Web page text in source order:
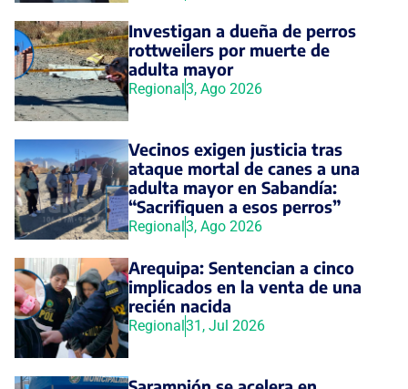
Investigan a dueña de perros
rottweilers por muerte de
adulta mayor
Regional3, Ago 2026
Vecinos exigen justicia tras
ataque mortal de canes a una
adulta mayor en Sabandía:
“Sacrifiquen a esos perros”
Regional3, Ago 2026
Arequipa: Sentencian a cinco
implicados en la venta de una
recién nacida
Regional31, Jul 2026